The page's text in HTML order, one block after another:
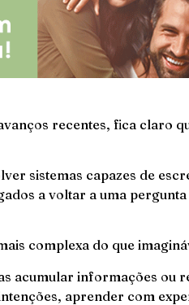
recentes, fica claro
sistemas capazes de
a voltar a uma
complexa do que
acumular informações ou
aprender com